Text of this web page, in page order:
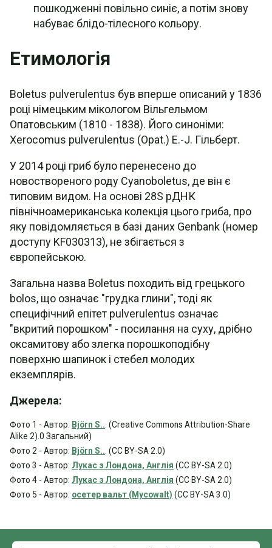
пошкодженні повільно синіє, а потім знову
набуває блідо-тілесного кольору.
Етимологія
Boletus pulverulentus був вперше описаний у 1836
році німецьким мікологом Вільгельмом
Опатовським (1810 - 1838). Його синоніми:
Xerocomus pulverulentus (Opat.) E.-J. Гільберт.
У 2014 році гриб було перенесено до
новоствореного роду Cyanoboletus, де він є
типовим видом. На основі 28S рДНК
північноамериканська колекція цього гриба, про
яку повідомляється в базі даних Genbank (номер
доступу KF030313), не збігається з
європейською.
Загальна назва Boletus походить від грецького
bolos, що означає "грудка глини", тоді як
специфічний епітет pulverulentus означає
"вкритий порошком" - посилання на суху, дрібно
оксамитову або злегка порошкоподібну
поверхню шапинок і стебел молодих
екземплярів.
Джерела:
Фото 1 - Автор: Björn S.. . (Creative Commons Attribution-Share
Alike 2).0 Загальний)
Фото 2 - Автор: Björn S.. . (CC BY-SA 2.0)
Фото 3 - Автор: Лукас з Лондона, Англія (CC BY-SA 2.0)
Фото 4 - Автор: Лукас з Лондона, Англія (CC BY-SA 2.0)
Фото 5 - Автор: осетер вальт (Mycowalt) (CC BY-SA 3.0)